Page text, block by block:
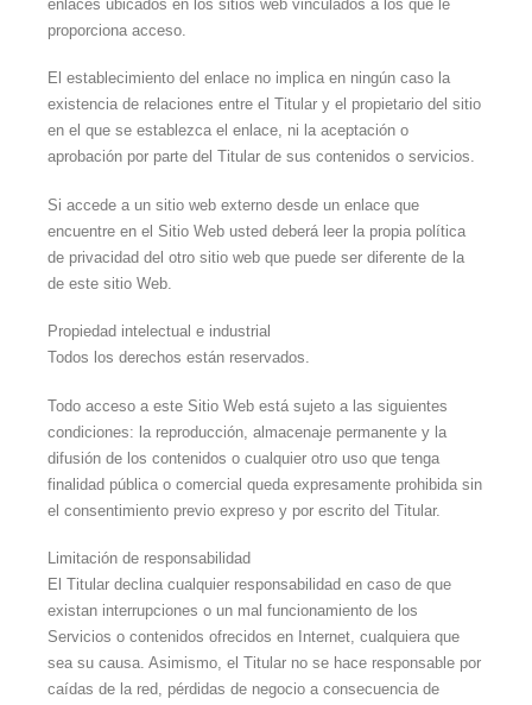
enlaces ubicados en los sitios web vinculados a los que le
proporciona acceso.
El establecimiento del enlace no implica en ningún caso la
existencia de relaciones entre el Titular y el propietario del sitio
en el que se establezca el enlace, ni la aceptación o
aprobación por parte del Titular de sus contenidos o servicios.
Si accede a un sitio web externo desde un enlace que
encuentre en el Sitio Web usted deberá leer la propia política
de privacidad del otro sitio web que puede ser diferente de la
de este sitio Web.
Propiedad intelectual e industrial
Todos los derechos están reservados.
Todo acceso a este Sitio Web está sujeto a las siguientes
condiciones: la reproducción, almacenaje permanente y la
difusión de los contenidos o cualquier otro uso que tenga
finalidad pública o comercial queda expresamente prohibida sin
el consentimiento previo expreso y por escrito del Titular.
Limitación de responsabilidad
El Titular declina cualquier responsabilidad en caso de que
existan interrupciones o un mal funcionamiento de los
Servicios o contenidos ofrecidos en Internet, cualquiera que
sea su causa. Asimismo, el Titular no se hace responsable por
caídas de la red, pérdidas de negocio a consecuencia de